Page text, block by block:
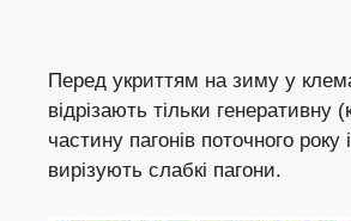
Перед укриттям на зиму у
відрізають тільки генеративну
частину пагонів поточного року
вирізують слабкі пагони.